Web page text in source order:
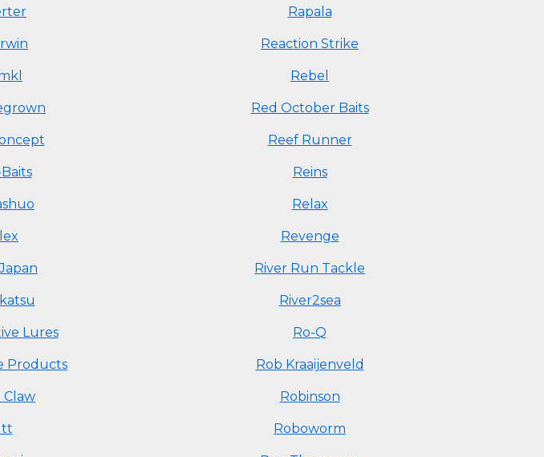
Lures
Products
Claw
Rapala
Reaction Strike
Rebel
Red October Baits
Reef Runner
Reins
Relax
Revenge
River Run Tackle
River2sea
Ro-Q
Rob Kraaijenveld
Robinson
Roboworm